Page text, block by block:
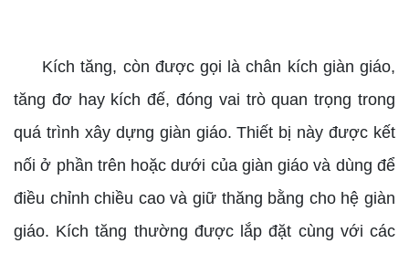
Kích tăng, còn được gọi là chân kích giàn giáo,
tăng đơ hay kích đế, đóng vai trò quan trọng trong
quá trình xây dựng giàn giáo. Thiết bị này được kết
nối ở phần trên hoặc dưới của giàn giáo và dùng để
điều chỉnh chiều cao và giữ thăng bằng cho hệ giàn
giáo. Kích tăng thường được lắp đặt cùng với các